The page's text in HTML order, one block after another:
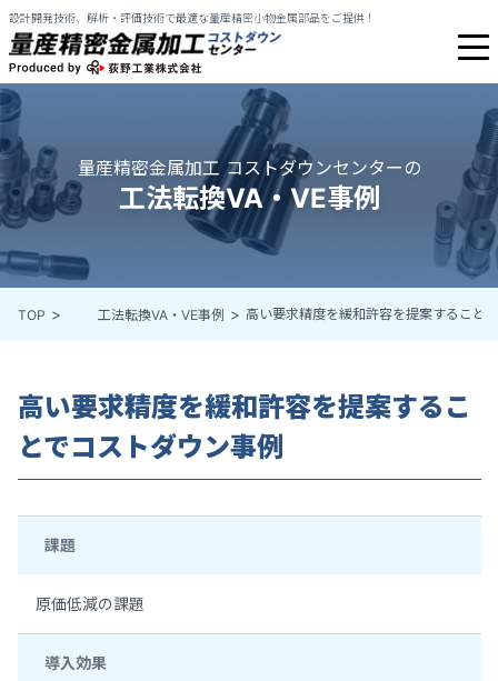
設計開発技術、解析・評価技術で最適な量産精密小物金属部品をご提供！
量産精密金属加工 コストダウンセンターの
工法転換VA・VE事例
TOP 工法転換VA・VE事例 高い要求精度を緩和許容を提案すること
高い要求精度を緩和許容を提案するこ
とでコストダウン事例
課題
原価低減の課題
導入効果